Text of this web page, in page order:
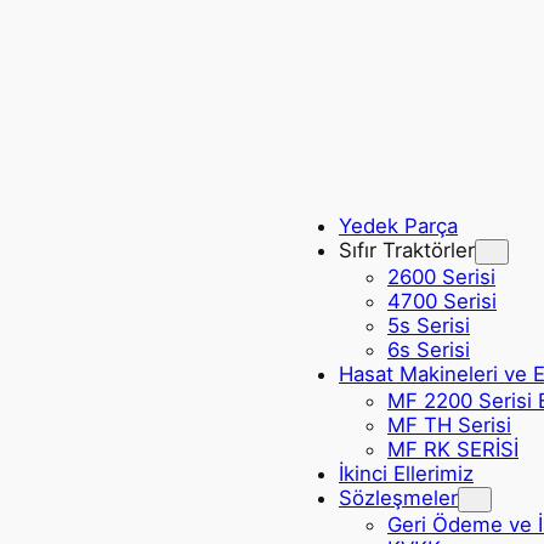
Yedek Parça
Sıfır Traktörler
2600 Serisi
4700 Serisi
5s Serisi
6s Serisi
Hasat Makineleri ve
MF 2200 Serisi
MF TH Serisi
MF RK SERİSİ
İkinci Ellerimiz
Sözleşmeler
Geri Ödeme ve